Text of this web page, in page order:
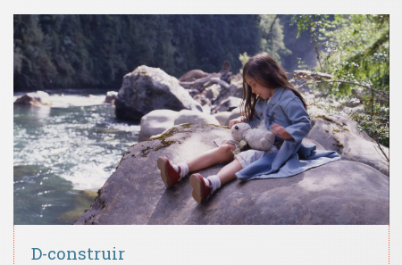
D-construir